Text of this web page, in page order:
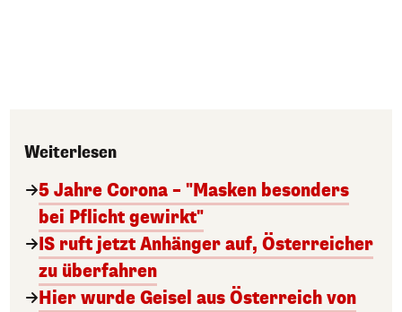
Weiterlesen
5 Jahre Corona – "Masken besonders
bei Pflicht gewirkt"
IS ruft jetzt Anhänger auf, Österreicher
zu überfahren
Hier wurde Geisel aus Österreich von